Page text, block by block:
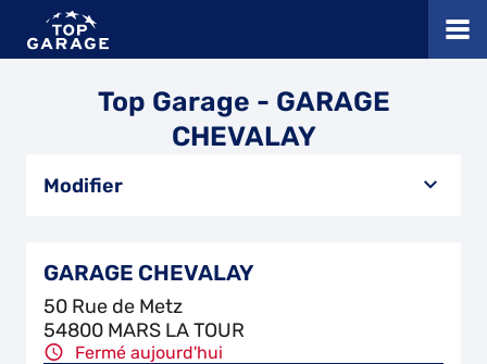
Top Garage - GARAGE
CHEVALAY
Modifier
GARAGE CHEVALAY
50 Rue de Metz
54800 MARS LA TOUR
Fermé aujourd'hui